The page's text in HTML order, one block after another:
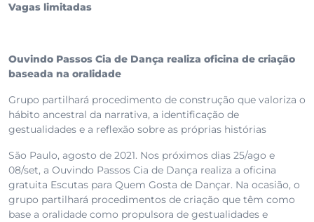
Vagas limitadas
Ouvindo Passos Cia de Dança realiza oficina de criação
baseada na oralidade
Grupo partilhará procedimento de construção que valoriza o
hábito ancestral da narrativa, a identificação de
gestualidades e a reflexão sobre as próprias histórias
São Paulo, agosto de 2021. Nos próximos dias 25/ago e
08/set, a Ouvindo Passos Cia de Dança realiza a oficina
gratuita Escutas para Quem Gosta de Dançar. Na ocasião, o
grupo partilhará procedimentos de criação que têm como
base a oralidade como propulsora de gestualidades e